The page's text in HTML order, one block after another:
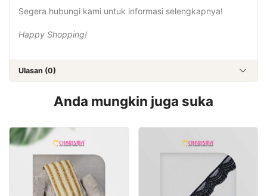
Segera hubungi kami untuk informasi selengkapnya!
Happy Shopping!
Ulasan (0)
Anda mungkin juga suka